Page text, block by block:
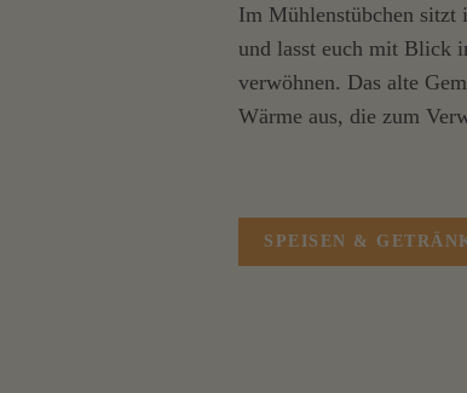
Im Mühlenstübchen sitzt
und lasst euch mit Blick
verwöhnen. Das alte
Wärme aus, die zum
SPEISEN &